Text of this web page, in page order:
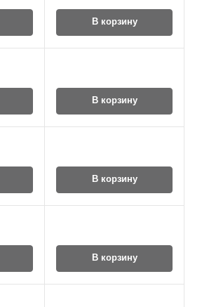
В корзину
В корзину
В корзину
В корзину